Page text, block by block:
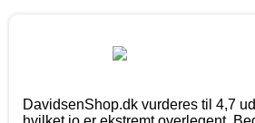
DavidsenShop.dk vurderes til 4,7